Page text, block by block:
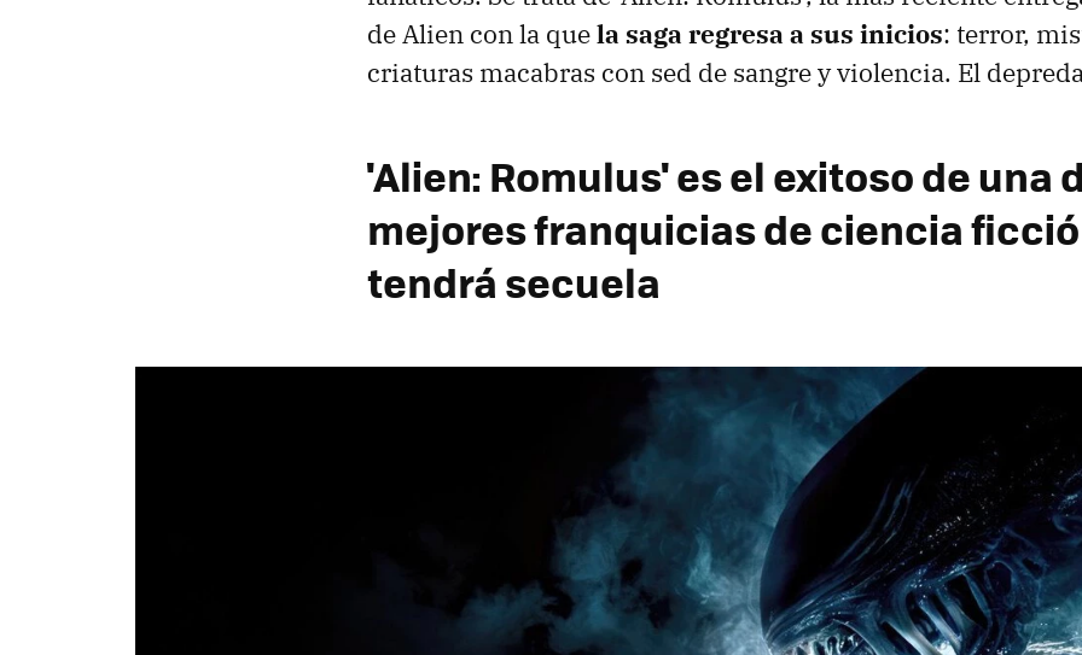
de Alien con la quela saga regresa a sus inicios: terror,
criaturas macabras con sed de sangre y violencia. El
'Alien: Romulus' es el exitoso de una
mejores franquicias de ciencia
tendrá secuela